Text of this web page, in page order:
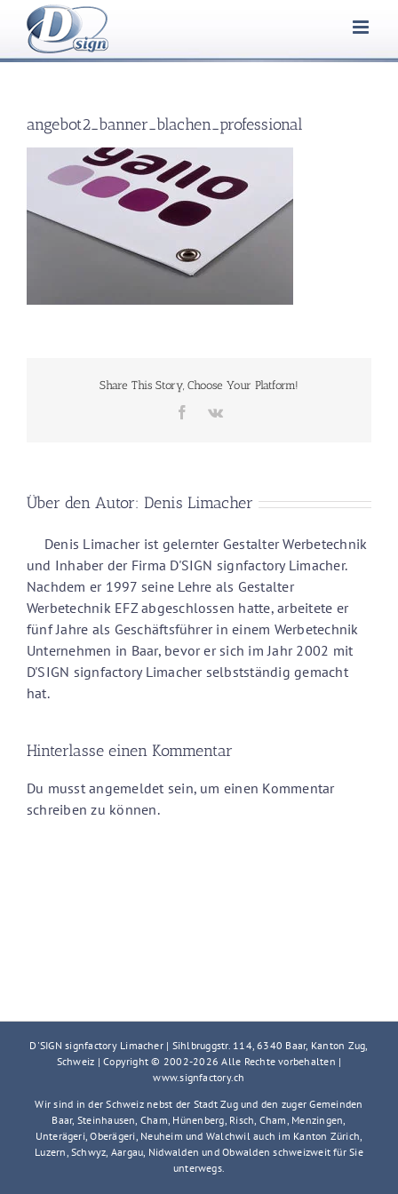
Inhalt
springen
angebot2_banner_blachen_professional
Share This Story, Choose Your Platform!
Facebook
Vk
Über den Autor: Denis Limacher
Denis Limacher ist gelernter Gestalter Werbetechnik
und Inhaber der Firma D'SIGN signfactory Limacher.
Nachdem er 1997 seine Lehre als Gestalter
Werbetechnik EFZ abgeschlossen hatte, arbeitete er
fünf Jahre als Geschäftsführer in einem Werbetechnik
Unternehmen in Baar, bevor er sich im Jahr 2002 mit
D'SIGN signfactory Limacher selbstständig gemacht
hat.
Hinterlasse einen Kommentar
Du musstangemeldet sein, um einen Kommentar
schreiben zu können.
D'SIGN signfactory Limacher | Sihlbruggstr. 114, 6340 Baar, Kanton Zug,
Schweiz | Copyright © 2002-2026 Alle Rechte vorbehalten |
www.signfactory.ch
Wir sind in der Schweiz nebst der Stadt Zug und den zuger Gemeinden
Baar, Steinhausen, Cham, Hünenberg, Risch, Cham, Menzingen,
Unterägeri, Oberägeri, Neuheim und Walchwil auch im Kanton Zürich,
Luzern, Schwyz, Aargau, Nidwalden und Obwalden schweizweit für Sie
unterwegs.